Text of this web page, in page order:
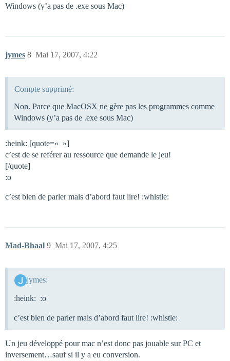
Windows (y’a pas de .exe sous Mac)
jymes Mai 17, 2007, 4:22
8
Compte supprimé:
Non. Parce que MacOSX ne gère pas les programmes comme
Windows (y’a pas de .exe sous Mac)
:heink: [quote=« »]
c’est de se reférer au ressource que demande le jeu!
[/quote]
:o
c’est bien de parler mais d’abord faut lire! :whistle:
Mad-Bhaal Mai 17, 2007, 4:25
9
jymes:
:heink: :o
c’est bien de parler mais d’abord faut lire! :whistle:
Un jeu développé pour mac n’est donc pas jouable sur PC et
inversement…sauf si il y a eu conversion.